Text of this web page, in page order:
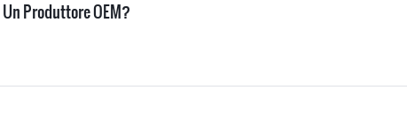
Produttore OEM?